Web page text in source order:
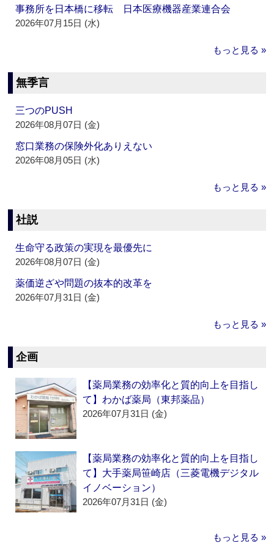
事務所を日本橋に移転 日本医療機器産業連合会
2026年07月15日 (水)
もっと見る »
無季言
三つのPUSH
2026年08月07日 (金)
窓口業務の保険外化ありえない
2026年08月05日 (水)
もっと見る »
社説
生命守る政策の実現を最優先に
2026年08月07日 (金)
薬価逆ざや問題の抜本的改革を
2026年07月31日 (金)
もっと見る »
企画
【薬局業務の効率化と質的向上を目指し
て】わかば薬局（東邦薬品）
2026年07月31日 (金)
【薬局業務の効率化と質的向上を目指し
て】大手薬局笹崎店（三菱電機デジタル
イノベーション）
2026年07月31日 (金)
もっと見る »